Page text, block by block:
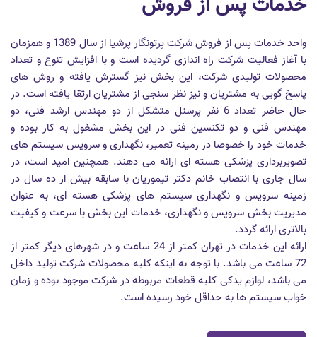
واحد خدمات پس از فروش شرکت پرتونگار پرشیا از سال 1389 و همزمان
با آغاز فعالیت شرکت راه اندازی گردیده است و با افزایش تنوع و تعداد
محصولات تولیدی شرکت، این بخش نیز گسترش یافته و روش های
پاسخ گویی به مشتریان و نیز نظر سنجی از مشتریان ارتقا یافته است. در
حال حاضر تعداد 6 نفر پرسنل متشکل از دو مهندس ارشد فنی، دو
مهندس فنی و دو تکنسین فنی در این بخش مشغول به کار بوده و
خدمات خود را خصوصا در زمینه تعمیر، نگهداری و سرویس سیستم های
تصویربرداری پزشکی هسته ای ارائه می دهند. همچنین امید است، در
سال جاری با انتصاب خانم دکتر تیموریان با سابقه بیش از ده سال در
زمینه سرویس و نگهداری سیستم های پزشکی هسته ای، به عنوان
مدیریت بخش سرویس و نگهداری، خدمات این بخش با سرعت و کیفیت
بالاتری ارائه گردد.
ارائه این خدمات در تهران کمتر از 24 ساعت و در شهرهای دیگر کمتر از
72 ساعت می باشد. با توجه به اینکه کلیه محصولات شرکت تولید داخل
می باشد، لوازم یدکی کلیه قطعات مربوطه در شرکت موجود بوده و زمان
خواب سیستم ها به حداقل خود رسیده است.